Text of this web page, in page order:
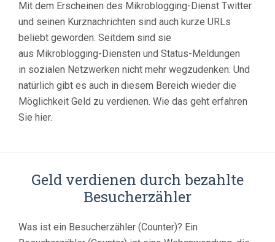
Mit dem Erscheinen des Mikroblogging-Dienst Twitter
und seinen Kurznachrichten sind auch kurze URLs
beliebt geworden. Seitdem sind sie
aus Mikroblogging-Diensten und Status-Meldungen
in sozialen Netzwerken nicht mehr wegzudenken. Und
natürlich gibt es auch in diesem Bereich wieder die
Möglichkeit Geld zu verdienen. Wie das geht erfahren
Sie hier.
Geld verdienen durch bezahlte
Besucherzähler
Was ist ein Besucherzähler (Counter)? Ein